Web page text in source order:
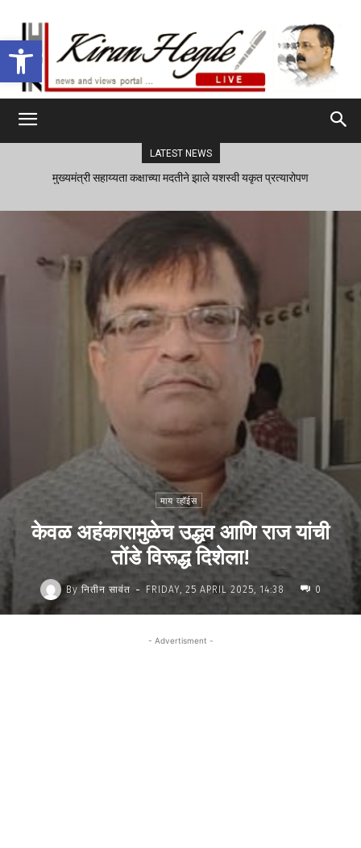
Open toolbar
LATEST NEWS
मुख्यमंत्री सहाय्यता कक्षाच्या मदतीने झाले यशस्वी यकृत प्रत्यारोपण
माय व्हॉईस
केवळ अहंकारामुळेच उद्धव आणि राज यांची
तोंडे विरूद्ध दिशेला!
By नितीन सावंत - FRIDAY, 25 APRIL 2025, 14:38 0
- Advertisment -